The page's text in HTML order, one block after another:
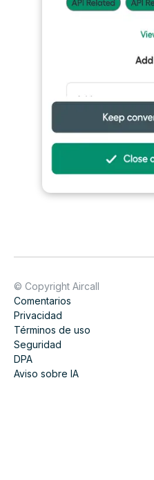
© Copyright Aircall
Comentarios
Privacidad
Términos de uso
Seguridad
DPA
Aviso sobre IA